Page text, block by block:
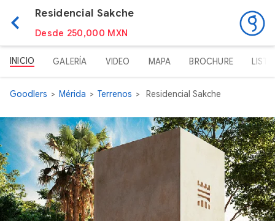
Residencial Sakche
Desde 250,000 MXN
INICIO GALERÍA VIDEO MAPA BROCHURE
Goodlers Mérida Terrenos Residencial Sakche